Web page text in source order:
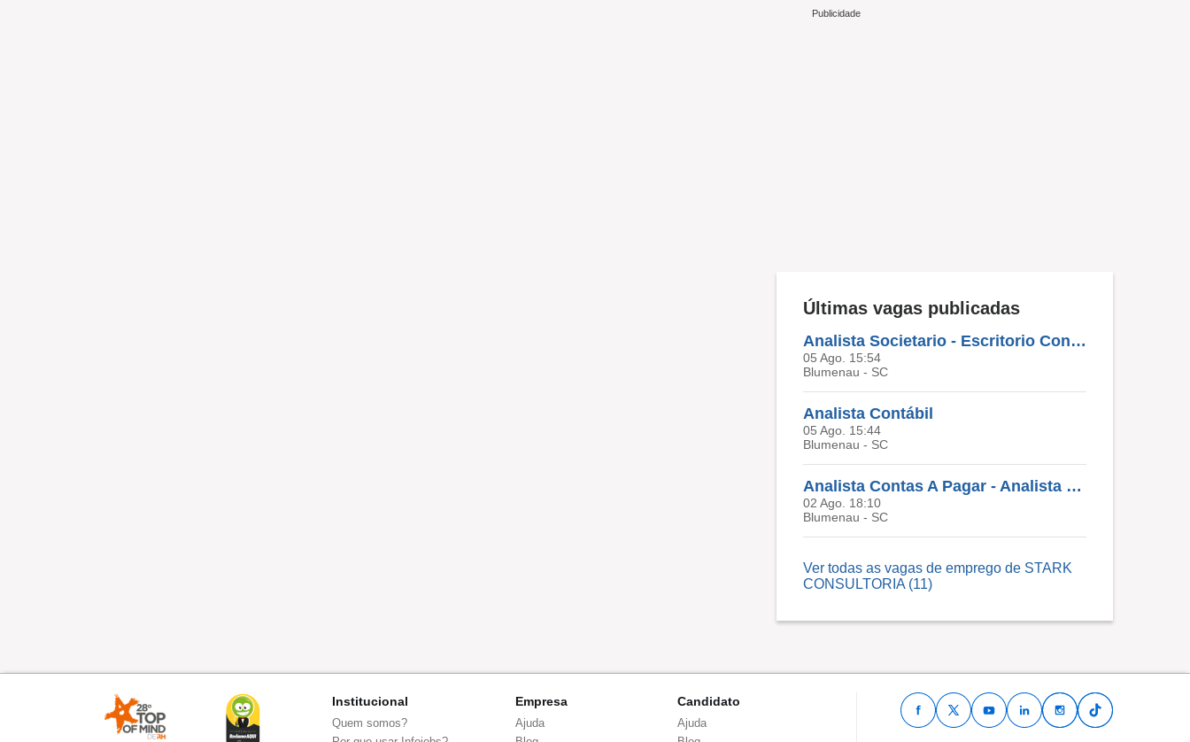
Últimas vagas publicadas
Analista Societario - Escritorio Contabil
05 Ago. 15:54
Blumenau - SC
Analista Contábil
05 Ago. 15:44
Blumenau - SC
Analista Contas A Pagar - Analista Contas A Pagar
02 Ago. 18:10
Blumenau - SC
Ver todas as vagas de emprego de STARK
CONSULTORIA (11)
Institucional
Quem somos?
Empresa
Ajuda
Candidato
Ajuda